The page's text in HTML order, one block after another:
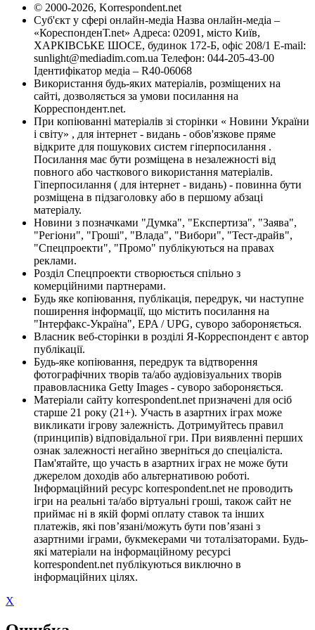
© 2000-2026, Korrespondent.net
Суб'єкт у сфері онлайн-медіа Назва онлайн-медіа –
«КореспонденТ.net» Адреса: 02091, місто Київ,
ХАРКІВСЬКЕ ШОСЕ, будинок 172-Б, офіс 208/1 E-mail:
sunlight@mediadim.com.ua Телефон: 044-205-43-00
Ідентифікатор медіа – R40-06068
Використання будь-яких матеріалів, розміщених на
сайті, дозволяється за умови посилання на
Корреспондент.net.
При копіюванні матеріалів зі сторінки « Новини України
і світу» , для інтернет - видань - обов'язкове пряме
відкрите для пошукових систем гіперпосилання .
Посилання має бути розміщена в незалежності від
повного або часткового використання матеріалів.
Гіперпосилання ( для інтернет - видань) - повинна бути
розміщена в підзаголовку або в першому абзаці
матеріалу.
Новини з позначками "Думка", "Експертиза", "Заява",
"Регіони", "Гроші", "Влада", "Вибори", "Тест-драйв",
"Спецпроекти", "Промо" публікуються на правах
реклами.
Розділ Спецпроекти створюється спільно з
комерційними партнерами.
Будь яке копіювання, публікація, передрук, чи наступне
поширення інформації, що містить посилання на
"Інтерфакс-Україна", EPA / UPG, суворо забороняється.
Власник веб-сторінки в розділі Я-Корреспондент є автор
публікації.
Будь-яке копіювання, передрук та відтворення
фотографічних творів та/або аудіовізуальних творів
правовласника Getty Images - суворо забороняється.
Матеріали сайту korrespondent.net призначені для осіб
старше 21 року (21+). Участь в азартних іграх може
викликати ігрову залежність. Дотримуйтесь правил
(принципів) відповідальної гри. При виявленні перших
ознак залежності негайно зверніться до спеціаліста.
Пам'ятайте, що участь в азартних іграх не може бути
джерелом доходів або альтернативою роботі.
Інформаційний ресурс korrespondent.net не проводить
ігри на реальні та/або віртуальні гроші, також сайт не
приймає ні в якій формі оплату ставок та інших
платежів, які пов’язані/можуть бути пов’язані з
азартними іграми, букмекерами чи тоталізаторами. Будь-
які матеріали на інформаційному ресурсі
korrespondent.net публікуються виключно в
інформаційних цілях.
X